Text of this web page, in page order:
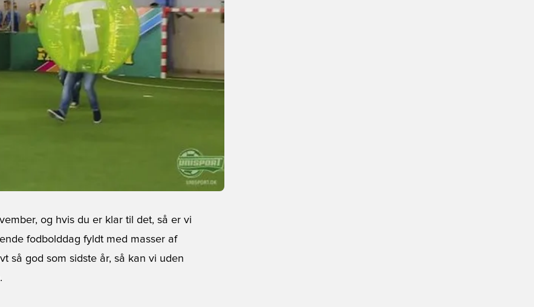
og hvis du er klar til det, så er vi
fodbolddag fyldt med masser af
så god som sidste år, så kan vi uden